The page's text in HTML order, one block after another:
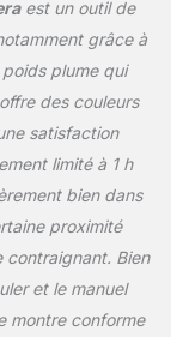
fiable
pour toute
de
système
pour
sous-
et
la pêche.
haute
des
marines
Full HD
est un outil de
grâce à
plume qui
des couleurs
satisfaction
limité à 1 h
bien dans
proximité
contraignant. Bien
et le manuel
montre conforme